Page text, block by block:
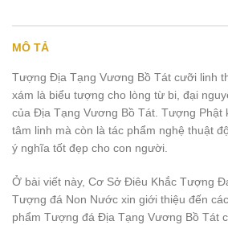
MÔ TẢ
Tượng Địa Tạng Vương Bồ Tát cưỡi linh
xám là biểu tượng cho lòng từ bi, đại
của Địa Tạng Vương Bồ Tát. Tượng Phật
tâm linh mà còn là tác phẩm nghệ thuật
ý nghĩa tốt đẹp cho con người.
Ở bài viết này, Cơ Sở Điêu Khắc Tượng
Tượng đá Non Nước xin giới thiệu đến
phẩm Tượng đá Địa Tạng Vương Bồ Tát